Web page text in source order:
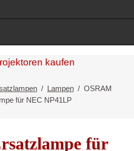
Lampen
OSRAM
für NEC NP41LP
für